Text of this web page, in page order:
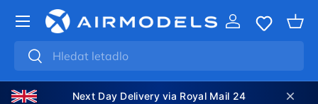
PŘEJÍT NA OBSAH
Hledat
Hledat
Přihlásit se
Next Day Delivery via Royal Mail 24